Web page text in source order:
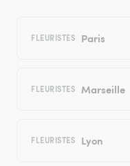
FLEURISTES Paris
FLEURISTES Marseille
FLEURISTES Lyon